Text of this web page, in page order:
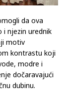
da ova
i njezin urednik
motiv
kontrastu koji
modre i
dočaravajući
dubinu.